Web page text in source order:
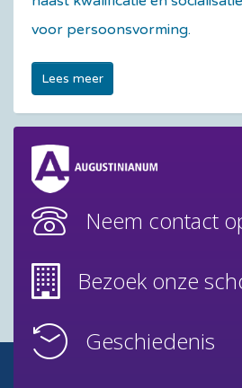
voor persoonsvorming.
Lees meer
Neem contact
Bezoek onze
Geschiedenis